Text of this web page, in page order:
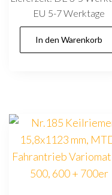
EU 5-7 Werktage
In den Warenkorb